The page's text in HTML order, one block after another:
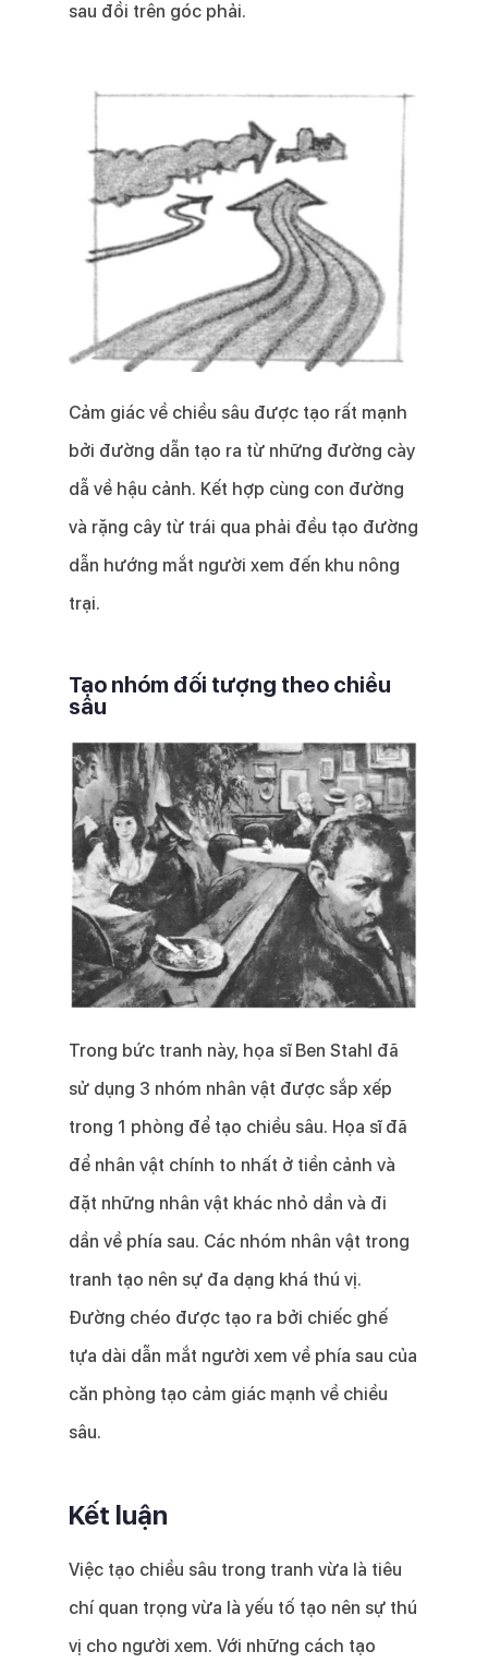
sau đồi trên góc phải.
Cảm giác về chiều sâu được tạo rất mạnh
bởi đường dẫn tạo ra từ những đường cày
dẫ về hậu cảnh. Kết hợp cùng con đường
và rặng cây từ trái qua phải đều tạo đường
dẫn hướng mắt người xem đến khu nông
trại.
Tạo nhóm đối tượng theo chiều
sâu
Trong bức tranh này, họa sĩ Ben Stahl đã
sử dụng 3 nhóm nhân vật được sắp xếp
trong 1 phòng để tạo chiều sâu. Họa sĩ đã
để nhân vật chính to nhất ở tiền cảnh và
đặt những nhân vật khác nhỏ dần và đi
dần về phía sau. Các nhóm nhân vật trong
tranh tạo nên sự đa dạng khá thú vị.
Đường chéo được tạo ra bởi chiếc ghế
tựa dài dẫn mắt người xem về phía sau của
căn phòng tạo cảm giác mạnh về chiều
sâu.
Kết luận
Việc tạo chiều sâu trong tranh vừa là tiêu
chí quan trọng vừa là yếu tố tạo nên sự thú
vị cho người xem. Với những cách tạo